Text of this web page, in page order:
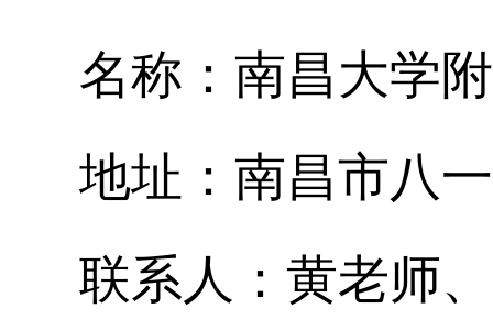
名称：南昌大学
地址：南昌市八
联系人：黄老师